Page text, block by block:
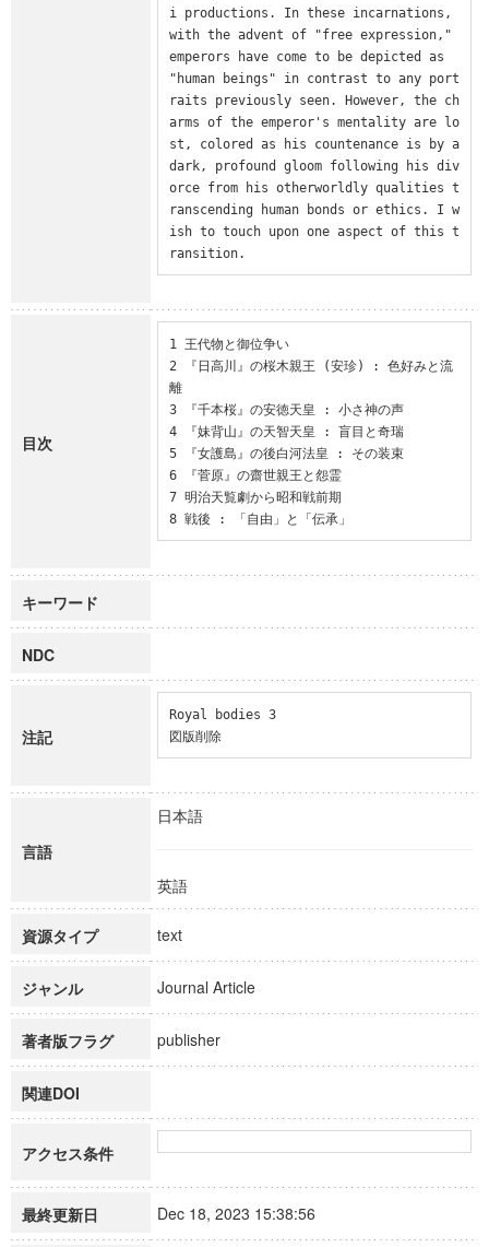
i productions. In these incarnations,
with the advent of "free expression,"
emperors have come to be depicted as
"human beings" in contrast to any port
raits previously seen. However, the ch
arms of the emperor's mentality are lo
st, colored as his countenance is by a
dark, profound gloom following his div
orce from his otherworldly qualities t
ranscending human bonds or ethics. I w
ish to touch upon one aspect of this t
ransition.
目次
1 王代物と御位争い
2 『日高川』の桜木親王 (安珍) : 色好みと流
離
3 『千本桜』の安徳天皇 : 小さ神の声
4 『妹背山』の天智天皇 : 盲目と奇瑞
5 『女護島』の後白河法皇 : その装束
6 『菅原』の齋世親王と怨霊
7 明治天覧劇から昭和戦前期
8 戦後 : 「自由」と「伝承」
キーワード
NDC
注記
Royal bodies 3
図版削除
言語
日本語
英語
資源タイプ text
ジャンル Journal Article
著者版フラグ publisher
関連DOI
アクセス条件
最終更新日 Dec 18, 2023 15:38:56